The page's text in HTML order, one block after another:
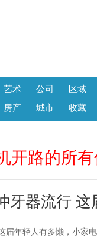
艺术 公司
区域
房产 城市 收藏
开路的所
牙器流行 这
届年轻人有多懒，小家